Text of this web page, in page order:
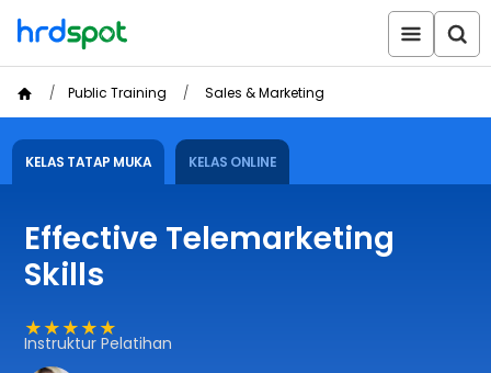
Public Training Sales & Marketing
KELAS TATAP MUKA KELAS ONLINE
Effective Telemarketing
Skills
★★★★★
Instruktur Pelatihan